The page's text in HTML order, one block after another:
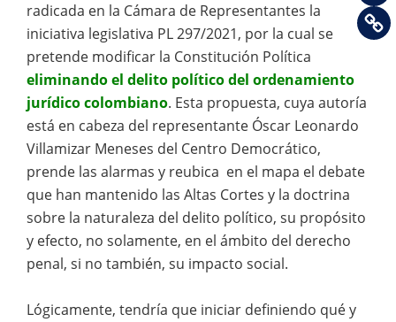
radicada en la Cámara de Representantes la
iniciativa legislativa PL 297/2021, por la cual se
pretende modificar la Constitución Política
eliminando el delito político del ordenamiento
jurídico colombiano. Esta propuesta, cuya autoría
está en cabeza del representante Óscar Leonardo
Villamizar Meneses del Centro Democrático,
prende las alarmas y reubica en el mapa el debate
que han mantenido las Altas Cortes y la doctrina
sobre la naturaleza del delito político, su propósito
y efecto, no solamente, en el ámbito del derecho
penal, si no también, su impacto social.
Lógicamente, tendría que iniciar definiendo qué y